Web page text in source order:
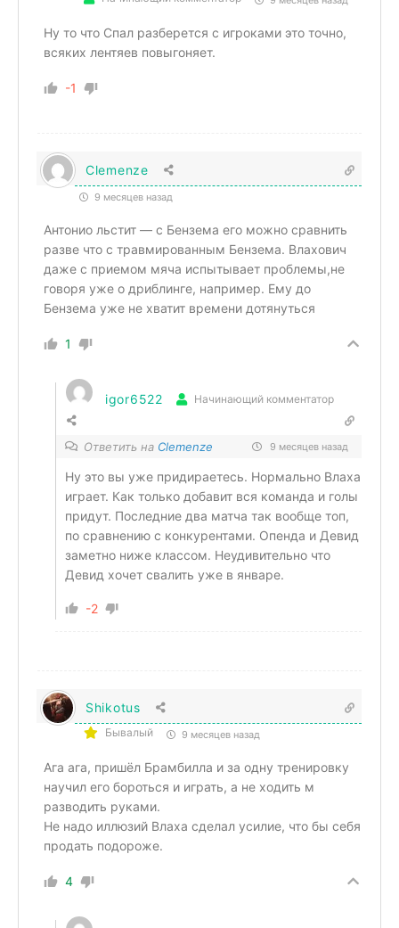
Ну то что Спал разберется с игроками это точно,
всяких лентяев повыгоняет.
-1
Clemenze
9 месяцев назад
Антонио льстит — с Бензема его можно сравнить
разве что с травмированным Бензема. Влахович
даже с приемом мяча испытывает проблемы,не
говоря уже о дриблинге, например. Ему до
Бензема уже не хватит времени дотянуться
1
igor6522 Начинающий комментатор
Ответить на Clemenze 9 месяцев назад
Ну это вы уже придираетесь. Нормально Влаха
играет. Как только добавит вся команда и голы
придут. Последние два матча так вообще топ,
по сравнению с конкурентами. Опенда и Девид
заметно ниже классом. Неудивительно что
Девид хочет свалить уже в январе.
-2
Shikotus
Бывалый 9 месяцев назад
Ага ага, пришёл Брамбилла и за одну тренировку
научил его бороться и играть, а не ходить м
разводить руками.
Не надо иллюзий Влаха сделал усилие, что бы себя
продать подороже.
4